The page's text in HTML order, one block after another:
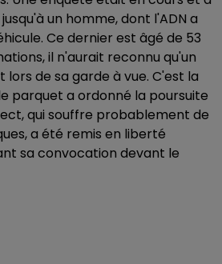
un homme, dont l'ADN a
Ce dernier est âgé de 53
il n'aurait reconnu qu'un
de sa garde à vue. C'est la
parquet a ordonné la poursuite
qui souffre probablement de
a été remis en liberté
sa convocation devant le